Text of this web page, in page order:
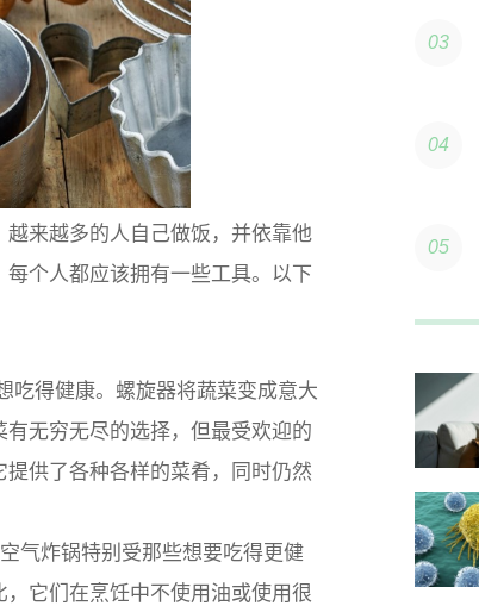
来越多的人自己做饭，并依靠他
个人都应该拥有一些工具。以下
吃得健康。螺旋器将蔬菜变成意大
无穷无尽的选择，但最受欢迎的
供了各种各样的菜肴，同时仍然
气炸锅特别受那些想要吃得更健
它们在烹饪中不使用油或使用很